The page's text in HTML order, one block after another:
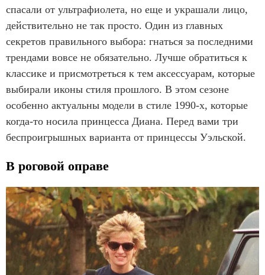
спасали от ультрафиолета, но еще и украшали лицо,
действительно не так просто. Один из главных
секретов правильного выбора: гнаться за последними
трендами вовсе не обязательно. Лучше обратиться к
классике и присмотреться к тем аксессуарам, которые
выбирали иконы стиля прошлого. В этом сезоне
особенно актуальны модели в стиле 1990-х, которые
когда-то носила принцесса Диана. Перед вами три
беспроигрышных варианта от принцессы Уэльской.
В роговой оправе